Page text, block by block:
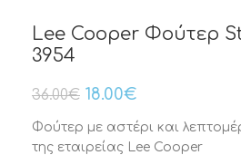
Lee Cooper Φούτερ
3954
36.00€ 18.00€
Φούτερ με αστέρι και
της εταιρείας Lee Cooper